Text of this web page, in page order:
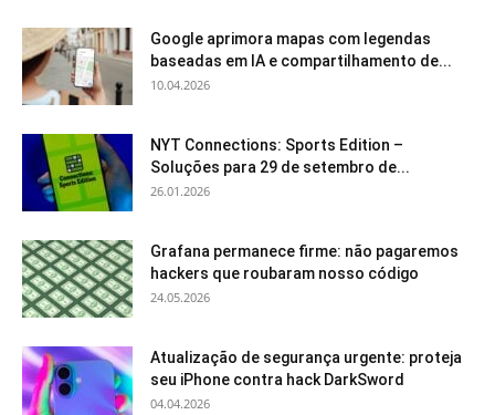
Google aprimora mapas com legendas
baseadas em IA e compartilhamento de...
10.04.2026
NYT Connections: Sports Edition –
Soluções para 29 de setembro de...
26.01.2026
Grafana permanece firme: não pagaremos
hackers que roubaram nosso código
24.05.2026
Atualização de segurança urgente: proteja
seu iPhone contra hack DarkSword
04.04.2026